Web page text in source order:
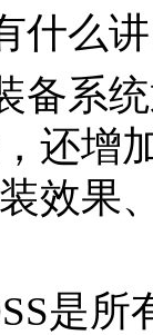
什么
备系
还增
效果
是